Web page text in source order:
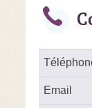
Email